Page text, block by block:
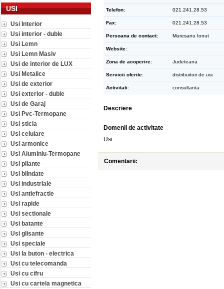
USI
Usi Interior
Usi interior - duble
Usi Lemn
Usi Lemn Masiv
Usi de interior de LUX
Usi Metalice
Usi de exterior
Usi exterior - duble
Usi de Garaj
Usi Pvc-Termopane
Usi sticla
Usi celulare
Usi armonice
Usi Aluminiu-Termopane
Usi pliante
Usi blindate
Usi industriale
Usi antiefractie
Usi rapide
Usi sectionale
Usi batante
Usi glisante
Usi speciale
Usi la buton - electrica
Usi cu telecomanda
Usi cu cifru
Usi cu cartela magnetica
Telefon: 021.241.28.53
Fax: 021.241.28.53
Persoana de contact: Muresanu Ionut
Website:
Zona de acoperire: Judeteana
Servicii oferite: distribuitori de usi
Activitati: consultanta
Descriere
Domenii de activitate
Usi
Comentarii: